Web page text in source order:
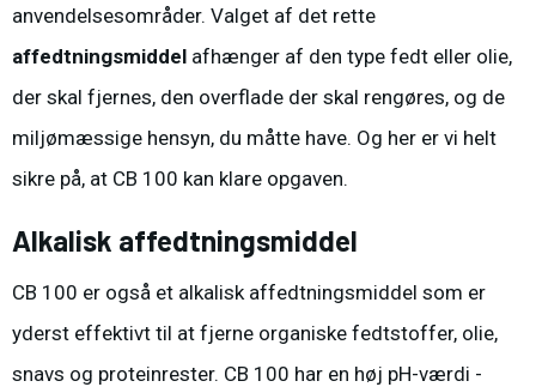
anvendelsesområder. Valget af det rette
affedtningsmiddel afhænger af den type fedt eller olie,
der skal fjernes, den overflade der skal rengøres, og de
miljømæssige hensyn, du måtte have. Og her er vi helt
sikre på, at CB 100 kan klare opgaven.
Alkalisk affedtningsmiddel
CB 100 er også et alkalisk affedtningsmiddel som er
yderst effektivt til at fjerne organiske fedtstoffer, olie,
snavs og proteinrester. CB 100 har en høj pH-værdi -